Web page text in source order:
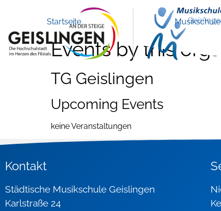
Startseite Musikschule
Events by this
TG Geislingen
Upcoming Events
keine Veranstaltungen
Kontakt
Städtische Musikschule Geislingen
Karlstraße 24